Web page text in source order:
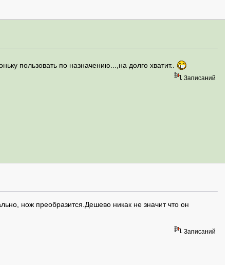
пользовать по назначению...,на долго хватит..
Записаний
нож преобразится.Дешево никак не значит что он
Записаний